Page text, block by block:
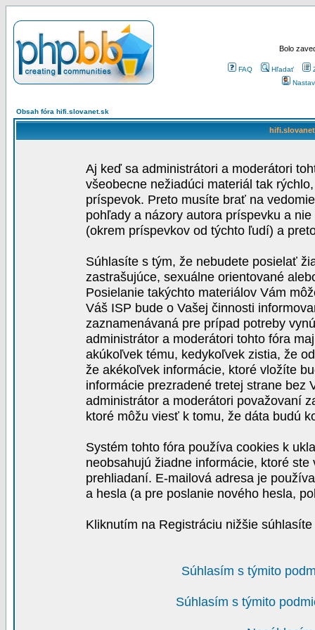
Bolo
FAQ Hľadať
Obsah fóra hifi.slovanet.sk
Aj keď sa administrátori a moderátori
všeobecne nežiadúci materiál tak
príspevok. Preto musíte brať na
pohľady a názory autora príspevku a
(okrem príspevkov od týchto ľudí) a
Súhlasíte s tým, že nebudete posielať
zastrašujúce, sexuálne orientované
Posielanie takýchto materiálov Vám
Váš ISP bude o Vašej činnosti
zaznamenávaná pre prípad potreby
administrátor a moderátori tohto fóra
akúkoľvek tému, kedykoľvek zistia, že
že akékoľvek informácie, ktoré vložíte
informácie prezradené tretej strane bez
administrátor a moderátori považovaní
ktoré môžu viesť k tomu, že dáta budú
Systém tohto fóra používa cookies k
neobsahujú žiadne informácie, ktoré
prehliadaní. E-mailová adresa je
a hesla (a pre poslanie nového hesla,
Kliknutím na Registráciu nižšie
Súhlasím s týmito
Súhlasím s týmito